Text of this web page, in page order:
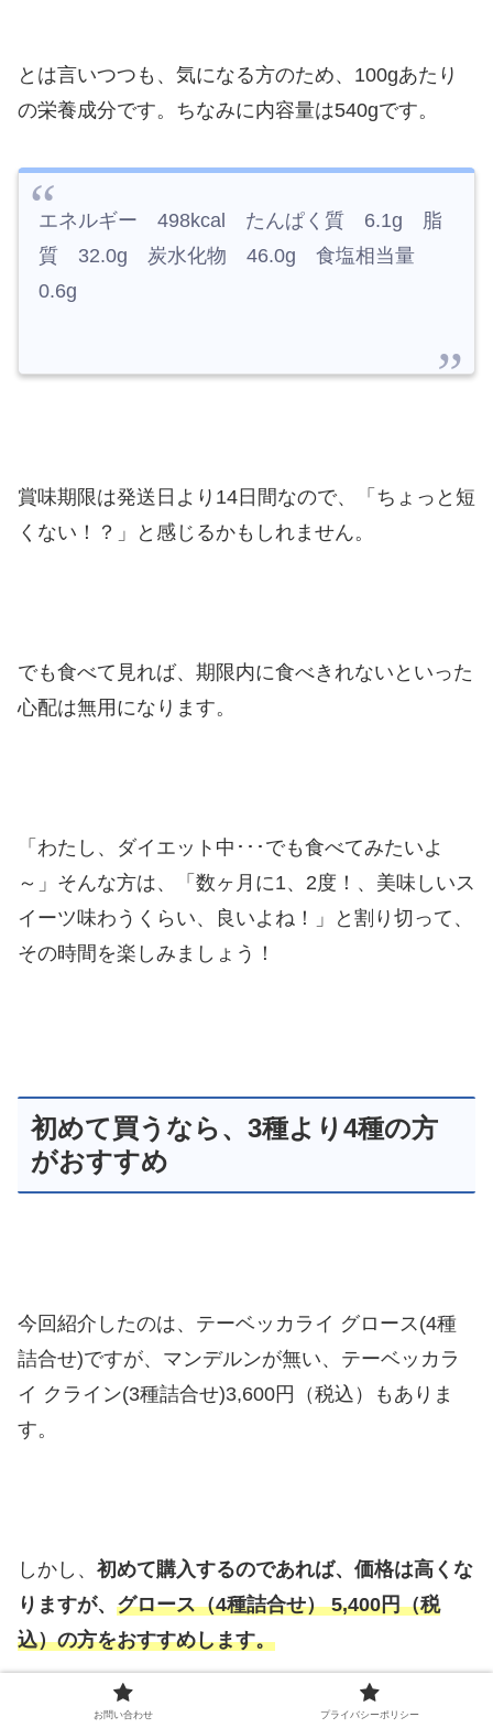
とは言いつつも、気になる方のため、100gあたり
の栄養成分です。ちなみに内容量は540gです。
エネルギー 498kcal たんぱく質 6.1g 脂
質 32.0g 炭水化物 46.0g 食塩相当量
0.6g
賞味期限は発送日より14日間なので、「ちょっと短
くない！？」と感じるかもしれません。
でも食べて見れば、期限内に食べきれないといった
心配は無用になります。
「わたし、ダイエット中･･･でも食べてみたいよ
～」そんな方は、「数ヶ月に1、2度！、美味しいス
イーツ味わうくらい、良いよね！」と割り切って、
その時間を楽しみましょう！
初めて買うなら、3種より4種の方
がおすすめ
今回紹介したのは、テーベッカライ グロース(4種
詰合せ)ですが、マンデルンが無い、テーベッカラ
イ クライン(3種詰合せ)3,600円（税込）もありま
す。
しかし、 初めて購入するのであれば、価格は高くな
りますが、 グロース（4種詰合せ） 5,400円（税
込）の方をおすすめします。
お問い合わせ プライバシーポリシー